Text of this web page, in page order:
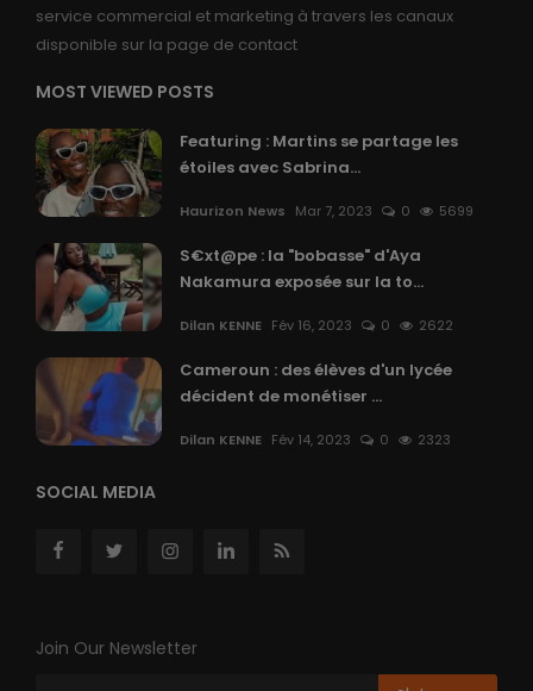
service commercial et marketing à travers les canaux
disponible sur la page de contact
MOST VIEWED POSTS
Featuring : Martins se partage les
étoiles avec Sabrina...
Haurizon News Mar 7, 2023 0 5699
S€xt@pe : la "bobasse" d'Aya
Nakamura exposée sur la to...
Dilan KENNE Fév 16, 2023 0 2622
Cameroun : des élèves d'un lycée
décident de monétiser ...
Dilan KENNE Fév 14, 2023 0 2323
SOCIAL MEDIA
Join Our Newsletter